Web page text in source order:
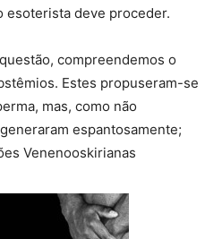
esoterista deve proceder.
compreendemos o
Estes propuseram-se
mas, como não
espantosamente;
Venenooskirianas